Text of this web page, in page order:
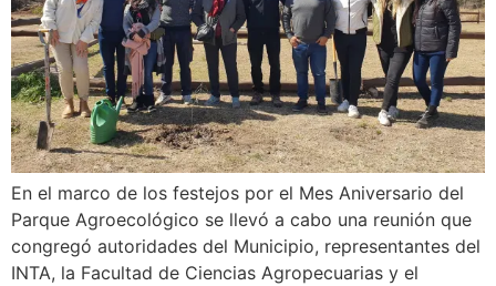
En el marco de los festejos por el Mes Aniversario del
Parque Agroecológico se llevó a cabo una reunión que
congregó autoridades del Municipio, representantes del
INTA, la Facultad de Ciencias Agropecuarias y el